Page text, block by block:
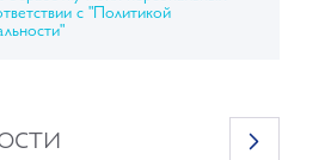
с "Политикой